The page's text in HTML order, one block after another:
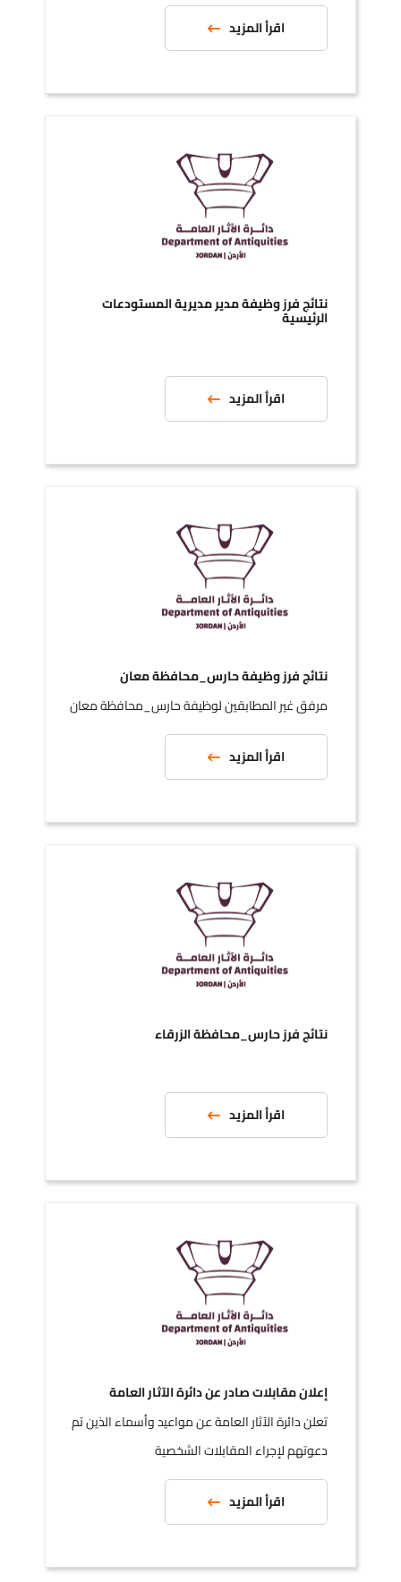
اقرأ المزيد
نتائج فرز وظيفة مدير مديرية المستودعات
الرئيسية
اقرأ المزيد
نتائج فرز وظيفة حارس_محافظة معان
مرفق غير المطابقين لوظيفة حارس_محافظة معان
اقرأ المزيد
نتائج فرز حارس_محافظة الزرقاء
اقرأ المزيد
إعلان مقابلات صادر عن دائرة الآثار العامة
تعلن دائرة الآثار العامة عن مواعيد وأسماء الذين تم
دعوتهم لإجراء المقابلات الشخصية
اقرأ المزيد